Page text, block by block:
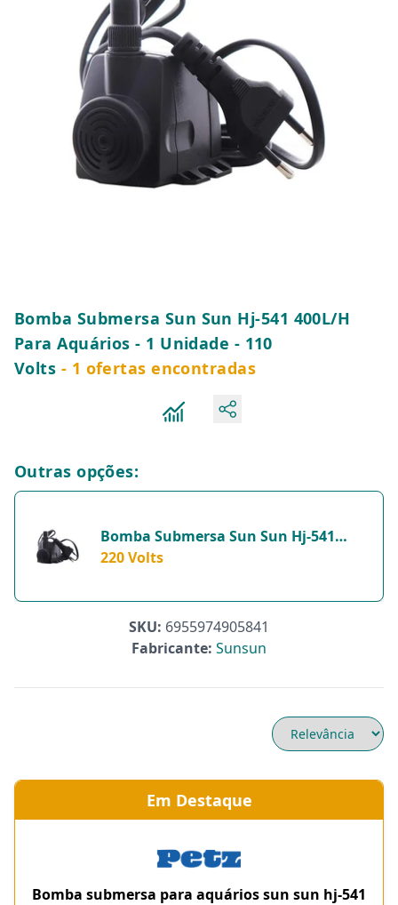
Bomba Submersa Sun Sun Hj-541 400L/H
Para Aquários - 1 Unidade - 110
Volts - 1 ofertas encontradas
Outras opções:
Bomba Submersa Sun Sun Hj-541
400L/H Para Aquários - 220 Volts
220 Volts
SKU: 6955974905841
Fabricante: Sunsun
Em Destaque
Bomba submersa para aquários sun sun hj-541